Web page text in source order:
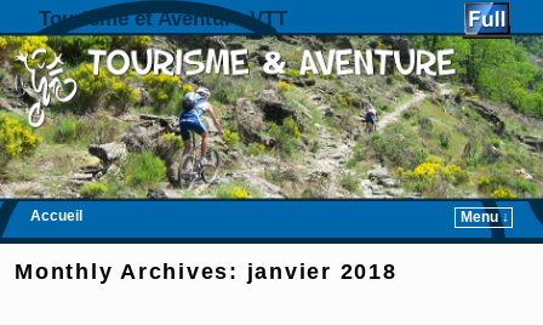
Tourisme et Aventure VTT
Accueil
Menu ↓
Skip to primary content
Aller au contenu secondaire
Monthly Archives: janvier 2018